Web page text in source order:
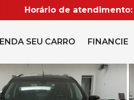
Horário de atendimento:
SEU CARRO FINANCIE